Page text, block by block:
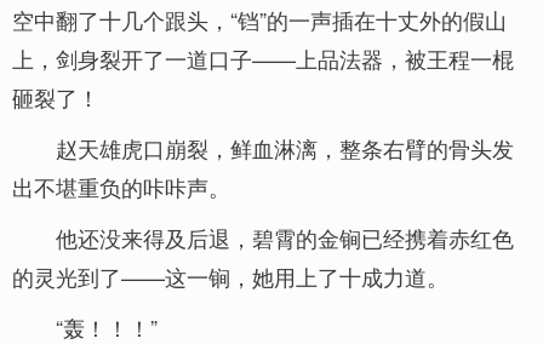
空中翻了十几个跟头，“铛”的一声插在十丈外的假山
上，剑身裂开了一道口子——上品法器，被王程一棍
砸裂了！
赵天雄虎口崩裂，鲜血淋漓，整条右臂的骨头发
出不堪重负的咔咔声。
他还没来得及后退，碧霄的金锏已经携着赤红色
的灵光到了——这一锏，她用上了十成力道。
“轰！！！”